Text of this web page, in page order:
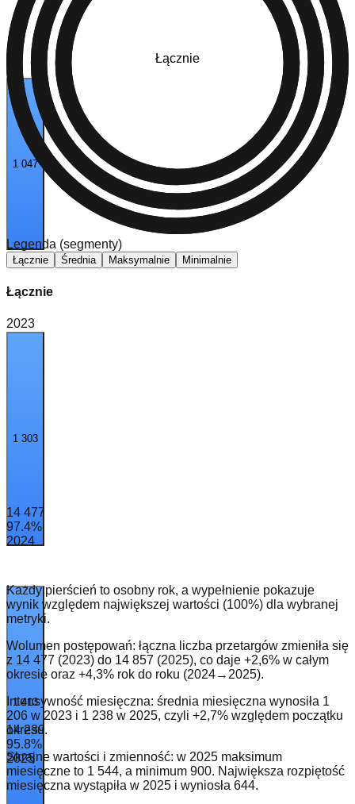
1 047
1 303
1 413
Łącznie
Legenda (segmenty)
Łącznie Średnia Maksymalnie Minimalnie
Łącznie
2023
14 477
97.4%
2024
14 239
95.8%
2025
Każdy pierścień to osobny rok, a wypełnienie pokazuje
wynik względem największej wartości (100%) dla wybranej
metryki.
Wolumen postępowań: łączna liczba przetargów zmieniła się
z 14 477 (2023) do 14 857 (2025), co daje +2,6% w całym
okresie oraz +4,3% rok do roku (2024→2025).
Intensywność miesięczna: średnia miesięczna wynosiła 1
206 w 2023 i 1 238 w 2025, czyli +2,7% względem początku
okresu.
Skrajne wartości i zmienność: w 2025 maksimum
miesięczne to 1 544, a minimum 900. Największa rozpiętość
miesięczna wystąpiła w 2025 i wyniosła 644.